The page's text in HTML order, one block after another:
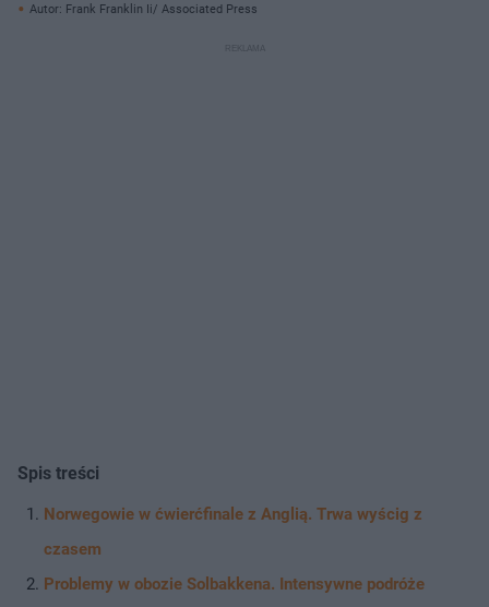
Autor: Frank Franklin Ii/ Associated Press
Spis treści
Norwegowie w ćwierćfinale z Anglią. Trwa wyścig z
czasem
Problemy w obozie Solbakkena. Intensywne podróże